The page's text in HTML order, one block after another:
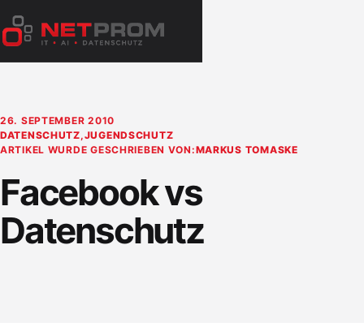
Inhalt
26. SEPTEMBER 2010
DATENSCHUTZ,JUGENDSCHUTZ
ARTIKEL WURDE GESCHRIEBEN VON:MARKUS TOMASKE
Facebook vs
Datenschutz